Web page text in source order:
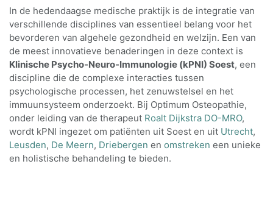
In de hedendaagse medische praktijk is de integratie van
verschillende disciplines van essentieel belang voor het
bevorderen van algehele gezondheid en welzijn. Een van
de meest innovatieve benaderingen in deze context is
Klinische Psycho-Neuro-Immunologie (kPNI) Soest, een
discipline die de complexe interacties tussen
psychologische processen, het zenuwstelsel en het
immuunsysteem onderzoekt. Bij Optimum Osteopathie,
onder leiding van de therapeut Roalt Dijkstra DO-MRO,
wordt kPNI ingezet om patiënten uit Soest en uit Utrecht,
Leusden, De Meern, Driebergen en omstreken een unieke
en holistische behandeling te bieden.